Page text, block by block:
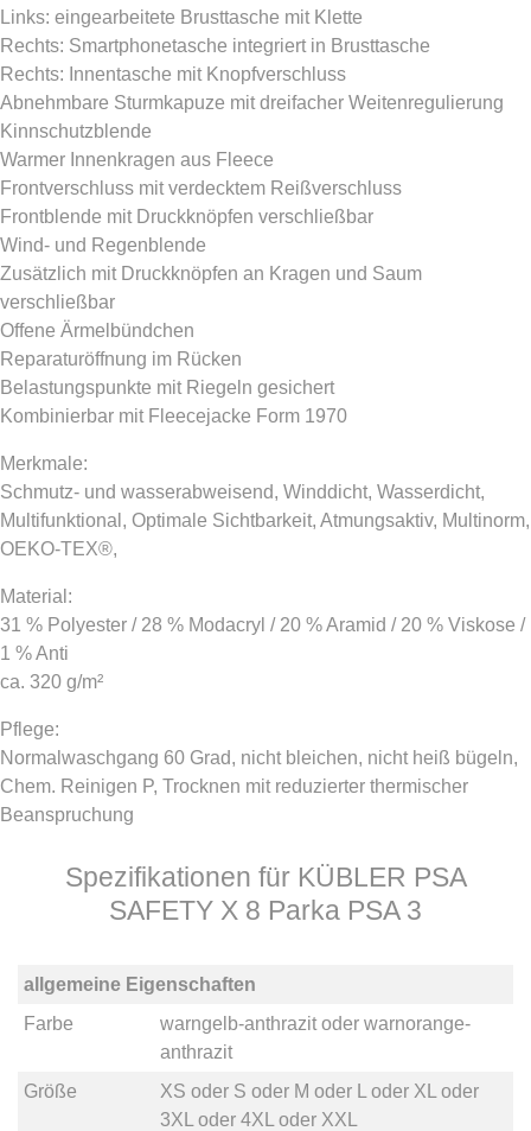
Links: eingearbeitete Brusttasche mit Klette
Rechts: Smartphonetasche integriert in Brusttasche
Rechts: Innentasche mit Knopfverschluss
Abnehmbare Sturmkapuze mit dreifacher Weitenregulierung
Kinnschutzblende
Warmer Innenkragen aus Fleece
Frontverschluss mit verdecktem Reißverschluss
Frontblende mit Druckknöpfen verschließbar
Wind- und Regenblende
Zusätzlich mit Druckknöpfen an Kragen und Saum
verschließbar
Offene Ärmelbündchen
Reparaturöffnung im Rücken
Belastungspunkte mit Riegeln gesichert
Kombinierbar mit Fleecejacke Form 1970
Merkmale:
Schmutz- und wasserabweisend, Winddicht, Wasserdicht,
Multifunktional, Optimale Sichtbarkeit, Atmungsaktiv, Multinorm,
OEKO-TEX®,
Material:
31 % Polyester / 28 % Modacryl / 20 % Aramid / 20 % Viskose /
1 % Anti
ca. 320 g/m²
Pflege:
Normalwaschgang 60 Grad, nicht bleichen, nicht heiß bügeln,
Chem. Reinigen P, Trocknen mit reduzierter thermischer
Beanspruchung
Spezifikationen für KÜBLER PSA
SAFETY X 8 Parka PSA 3
allgemeine Eigenschaften
Farbe
warngelb-anthrazitoder warnorange-
anthrazit
Größe
XS oder S oder M oder oder XL
oder
3XL
oder 4XL oder XXL